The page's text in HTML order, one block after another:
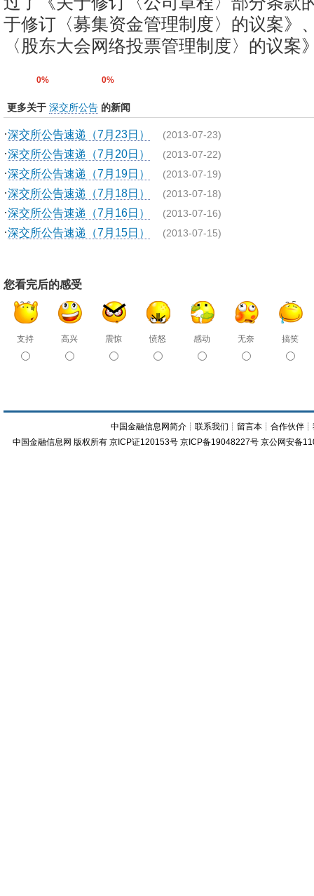
于修订〈募集资金管理制度〉的议案》
〈股东大会网络投票管理制度〉的议案
0% 0%
更多关于 深交所公告 的新闻
·深交所公告速递（7月23日） (2013-07-23)
·深交所公告速递（7月20日） (2013-07-22)
·深交所公告速递（7月19日） (2013-07-19)
·深交所公告速递（7月18日） (2013-07-18)
·深交所公告速递（7月16日） (2013-07-16)
·深交所公告速递（7月15日） (2013-07-15)
您看完后的感受
支持 高兴 震惊 愤怒 感动 无奈 搞笑
中国金融信息网简介 ┊联系我们 ┊ 留言本 ┊合作伙伴 ┊
中国金融信息网 版权所有 京ICP证120153号 京ICP备19048227号 京公网安备